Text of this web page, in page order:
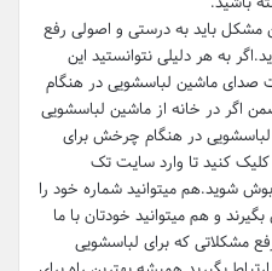
مشکل باید به درستی و اصولی رفع
به هر دلیلی نتوانستید این
صدای ماشین لباسشویی در هنگام
اگر در خانه از ماشین لباسشویی
در هنگام چرخش برای
کنید تا وارد سایت تک
شوید.هم میتوانید شماره خود را
و هم میتوانید خودتان با ما
مشکلاتی که برای لباسشویی